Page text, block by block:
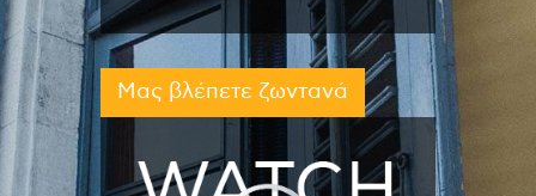
Μας βλέπετε ζωντανά